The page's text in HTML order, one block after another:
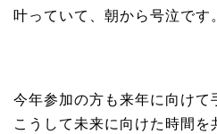
叶っていて、朝から号泣です
今年参加の方も来年に向けて
こうして未来に向けた時間